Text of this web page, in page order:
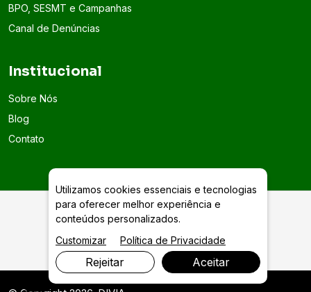
BPO, SESMT e Campanhas
Canal de Denúncias
Institucional
Sobre Nós
Blog
Contato
Extração de Siso em Goiânia
Utilizamos cookies essenciais e tecnologias
para oferecer melhor experiência e
conteúdos personalizados.
Customizar
Política de Privacidade
Rejeitar Aceitar